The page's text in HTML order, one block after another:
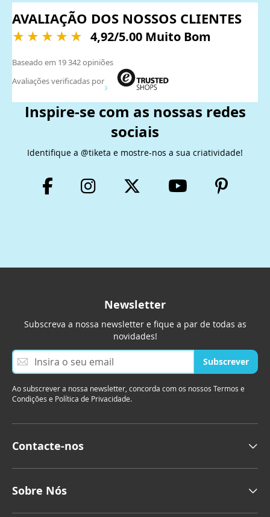
AVALIAÇÃO DOS NOSSOS CLIENTES
4,92/5.00 Muito Bom
Baseado em 19 342opiniões
Avaliações verificadas por
Inspire-se com as nossas redes
sociais
Identifique a @tiketa e mostre-nos a sua criatividade!
Contacte-nos
Sobre Nós
Newsletter
Subscreva a nossa newsletter e fique a par de todas as
novidades!
S
u
s
c
e
s
Subscrever
Ao subscrever a nossa newsletter, concorda com os nossos Termos e
Condições e Política de Privacidade.